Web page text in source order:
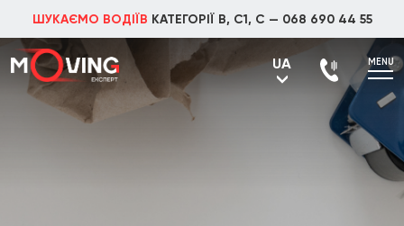
ШУКАЄМО ВОДІЇВ КАТЕГОРІЇ В, С1, С — 068 690 44 55
UA MENU